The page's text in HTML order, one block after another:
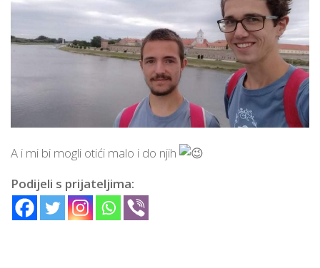
A i mi bi mogli otići malo i do njih
Podijeli s prijateljima: